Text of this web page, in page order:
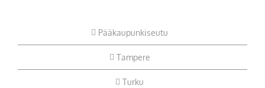
Pääkaupunkiseutu
Tampere
Turku